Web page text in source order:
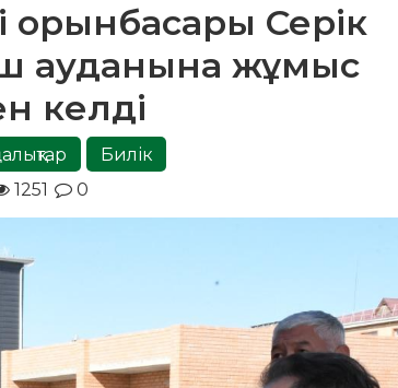
орынбасары Серік
ауданына жұмыс
келді
Билік
1251 0